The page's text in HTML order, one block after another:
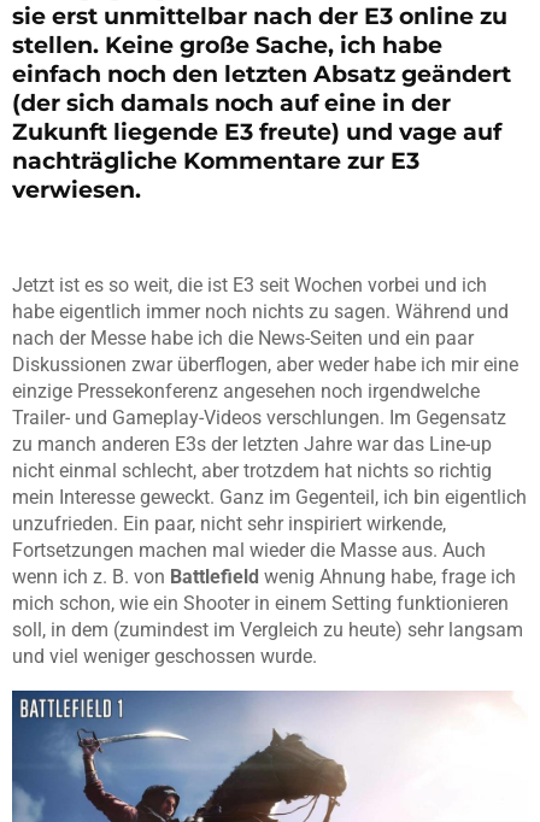
sie erst unmittelbar nach der E3 online zu
stellen. Keine große Sache, ich habe
einfach noch den letzten Absatz geändert
(der sich damals noch auf eine in der
Zukunft liegende E3 freute) und vage auf
nachträgliche Kommentare zur E3
verwiesen.
Jetzt ist es so weit, die ist E3 seit Wochen vorbei und ich
habe eigentlich immer noch nichts zu sagen. Während und
nach der Messe habe ich die News-Seiten und ein paar
Diskussionen zwar überflogen, aber weder habe ich mir eine
einzige Pressekonferenz angesehen noch irgendwelche
Trailer- und Gameplay-Videos verschlungen. Im Gegensatz
zu manch anderen E3s der letzten Jahre war das Line-up
nicht einmal schlecht, aber trotzdem hat nichts so richtig
mein Interesse geweckt. Ganz im Gegenteil, ich bin eigentlich
unzufrieden. Ein paar, nicht sehr inspiriert wirkende,
Fortsetzungen machen mal wieder die Masse aus. Auch
wenn ich z. B. von Battlefield wenig Ahnung habe, frage ich
mich schon, wie ein Shooter in einem Setting funktionieren
soll, in dem (zumindest im Vergleich zu heute) sehr langsam
und viel weniger geschossen wurde.